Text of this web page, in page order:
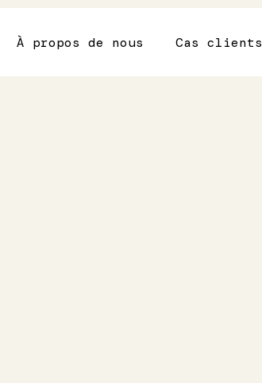
À propos de nous Cas clients